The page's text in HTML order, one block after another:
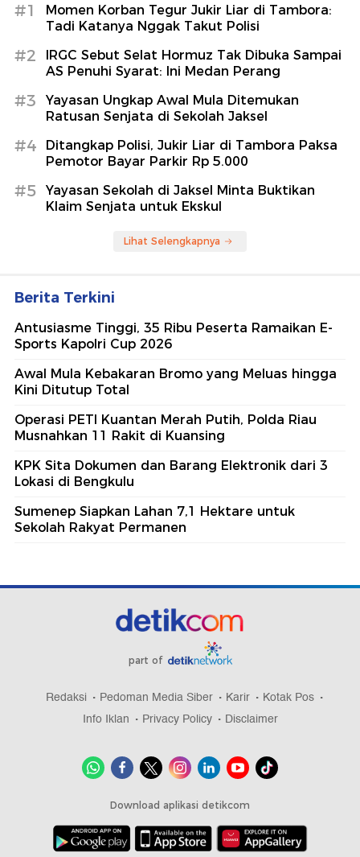
#1
Momen Korban Tegur Jukir Liar di Tambora:
Tadi Katanya Nggak Takut Polisi
#2
IRGC Sebut Selat Hormuz Tak Dibuka Sampai
AS Penuhi Syarat: Ini Medan Perang
#3
Yayasan Ungkap Awal Mula Ditemukan
Ratusan Senjata di Sekolah Jaksel
#4
Ditangkap Polisi, Jukir Liar di Tambora Paksa
Pemotor Bayar Parkir Rp 5.000
#5
Yayasan Sekolah di Jaksel Minta Buktikan
Klaim Senjata untuk Ekskul
Lihat Selengkapnya
Berita Terkini
Antusiasme Tinggi, 35 Ribu Peserta Ramaikan E-
Sports Kapolri Cup 2026
Awal Mula Kebakaran Bromo yang Meluas hingga
Kini Ditutup Total
Operasi PETI Kuantan Merah Putih, Polda Riau
Musnahkan 11 Rakit di Kuansing
KPK Sita Dokumen dan Barang Elektronik dari 3
Lokasi di Bengkulu
Sumenep Siapkan Lahan 7,1 Hektare untuk
Sekolah Rakyat Permanen
part of
Redaksi Pedoman Media Siber Karir
Kotak Pos
Info Iklan
Privacy Policy Disclaimer
Download aplikasi detikcom